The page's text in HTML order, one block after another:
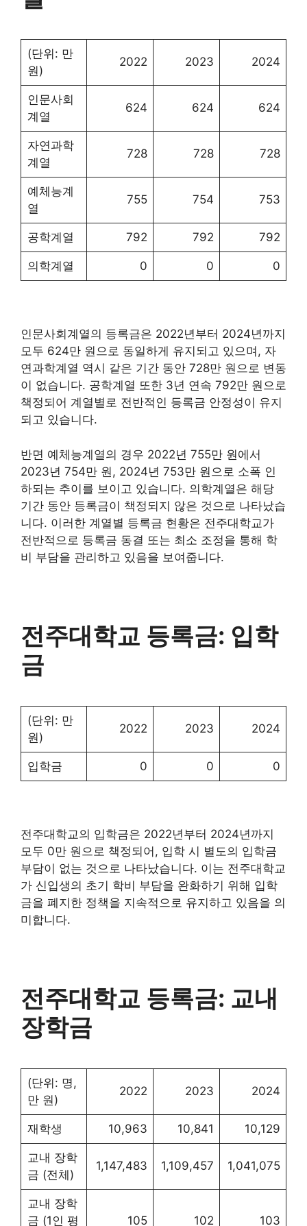
(단위: 만
원)
2022 2023 2024
인문사회
계열
624 624 624
자연과학
계열
728 728 728
예체능계
열
755 754 753
공학계열 792 792 792
의학계열 0 0 0
인문사회계열의 등록금은 2022년부터 2024년까지
모두 624만 원으로 동일하게 유지되고 있으며, 자
연과학계열 역시 같은 기간 동안 728만 원으로 변동
이 없습니다. 공학계열 또한 3년 연속 792만 원으로
책정되어 계열별로 전반적인 등록금 안정성이 유지
되고 있습니다.
반면 예체능계열의 경우 2022년 755만 원에서
2023년 754만 원, 2024년 753만 원으로 소폭 인
하되는 추이를 보이고 있습니다. 의학계열은 해당
기간 동안 등록금이 책정되지 않은 것으로 나타났습
니다. 이러한 계열별 등록금 현황은 전주대학교가
전반적으로 등록금 동결 또는 최소 조정을 통해 학
비 부담을 관리하고 있음을 보여줍니다.
전주대학교 등록금: 입학
금
(단위: 만
원)
2022 2023 2024
입학금 0 0 0
전주대학교의 입학금은 2022년부터 2024년까지
모두 0만 원으로 책정되어, 입학 시 별도의 입학금
부담이 없는 것으로 나타났습니다. 이는 전주대학교
가 신입생의 초기 학비 부담을 완화하기 위해 입학
금을 폐지한 정책을 지속적으로 유지하고 있음을 의
미합니다.
전주대학교 등록금: 교내
장학금
(단위: 명,
만 원)
2022 2023 2024
재학생 10,963 10,841 10,129
교내 장학
금 (전체)
1,147,483 1,109,457 1,041,075
교내 장학
금 (1인 평
105 102 103